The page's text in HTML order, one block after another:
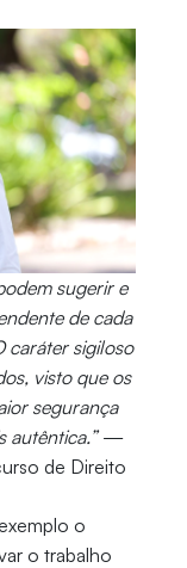
sugerir e
de cada
caráter sigiloso
visto que os
segurança
autêntica.”—
de Direito
o
o trabalho